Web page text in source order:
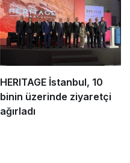
HERITAGE İstanbul, 10
binin üzerinde ziyaretçi
ağırladı